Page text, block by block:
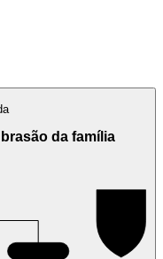
da família